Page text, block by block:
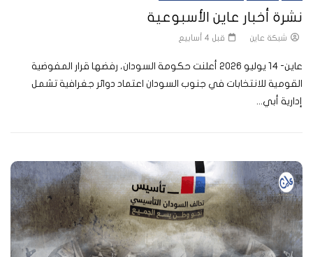
نشرة أخبار عاين الأسبوعية
شبكة عاين قبل 4 أسابيع
عاين- 14 يوليو 2026 أعلنت حكومة السودان، رفضها قرار المفوضية
القومية للانتخابات في جنوب السودان اعتماد دوائر جغرافية تشمل
إدارية أبي...